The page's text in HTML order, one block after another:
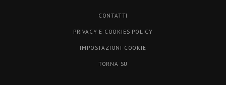
CONTATTI
PRIVACY E COOKIES POLICY
IMPOSTAZIONI COOKIE
TORNA SU